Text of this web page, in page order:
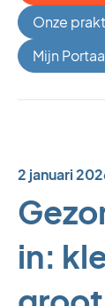
Onze
Mijn
2 januari
in: